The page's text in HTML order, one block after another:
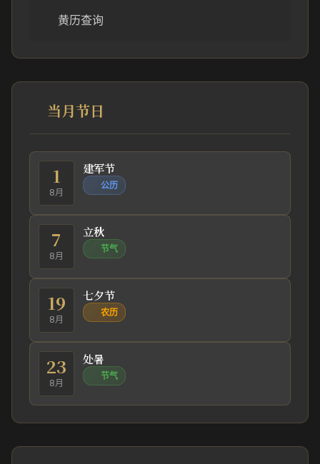
黄历查询
当月节日
1
8月
建军节
公历
7
8月
立秋
节气
19
8月
七夕节
农历
23
8月
处暑
节气